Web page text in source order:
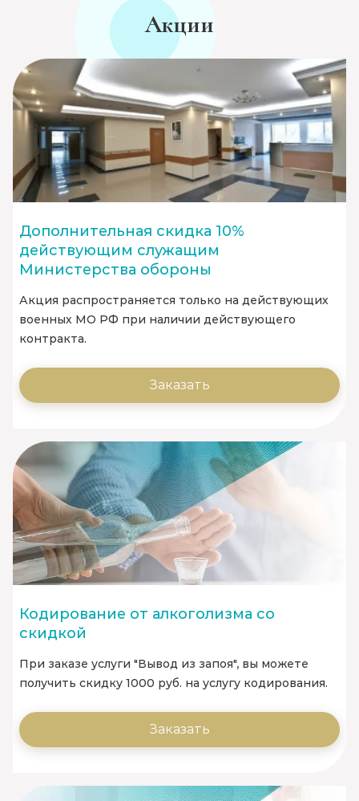
Акции
Дополнительная скидка 10%
действующим служащим
Министерства обороны
Акция распространяется только на действующих
военных МО РФ при наличии действующего
контракта.
Заказать
Кодирование от алкоголизма со
скидкой
При заказе услуги "Вывод из запоя", вы можете
получить скидку 1000 руб. на услугу кодирования.
Заказать